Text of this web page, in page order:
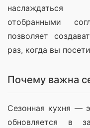
наслаждаться
отобранными
позволяет
раз, когда вы
Почему важна
Сезонная кухня —
обновляется в